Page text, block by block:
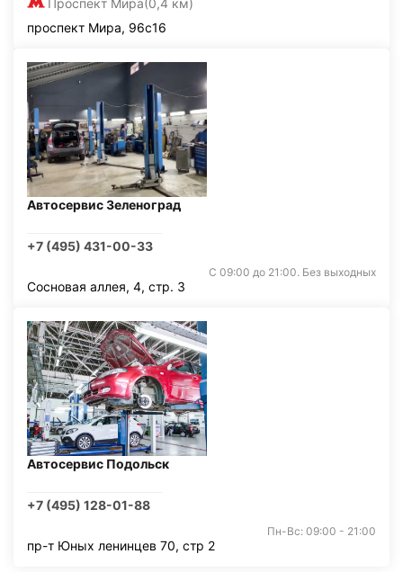
проспект Мира, 96с16
Автосервис Зеленоград
+7 (495) 431-00-33
С 09:00 до 21:00. Без выходных
Сосновая аллея, 4, стр. 3
Автосервис Подольск
+7 (495) 128-01-88
Пн-Вс: 09:00 - 21:00
пр-т Юных ленинцев 70, стр 2